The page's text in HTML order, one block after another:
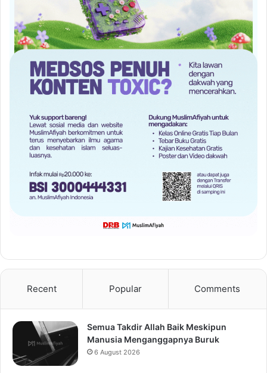
Recent Popular Comments
Semua Takdir Allah Baik Meskipun
Manusia Menganggapnya Buruk
6 August 2026